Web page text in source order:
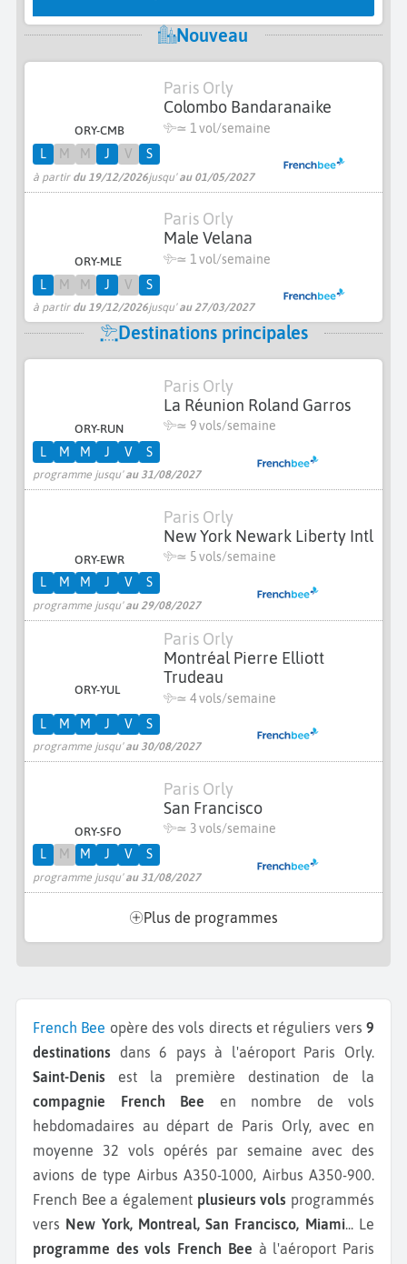
Nouveau
ORY-CMB
Paris Orly
Colombo Bandaranaike
≃ 1 vol/semaine
à partir du 19/12/2026jusqu'au 01/05/2027
L M M J V S
ORY-MLE
Paris Orly
Male Velana
≃ 1 vol/semaine
à partir du 19/12/2026jusqu'au 27/03/2027
L M M J V S
Destinations principales
ORY-RUN
Paris Orly
La Réunion Roland Garros
≃ 9 vols/semaine
programme jusqu'au 31/08/2027
L M M J V S
ORY-EWR
Paris Orly
New York Newark Liberty Intl
≃ 5 vols/semaine
programme jusqu'au 29/08/2027
L M M J V S
ORY-YUL
Paris Orly
Montréal Pierre Elliott
Trudeau
≃ 4 vols/semaine
programme jusqu'au 30/08/2027
L M M J V S
ORY-SFO
Paris Orly
San Francisco
≃ 3 vols/semaine
programme jusqu'au 31/08/2027
L M M J V S
Plus de programmes
French Bee opère des vols directs et réguliers vers9
destinations dans 6 pays à l'aéroport Paris Orly.
Saint-Denis est la première destination de la
compagnie French Bee en nombre de vols
hebdomadaires au départ de Paris Orly, avec en
moyenne 32 vols opérés par semaine avec des
avions de type Airbus A350-1000, Airbus A350-900.
French Bee a également plusieurs vols programmés
vers New York, Montreal, San Francisco, Miami... Le
programme des vols French Bee à l'aéroport Paris